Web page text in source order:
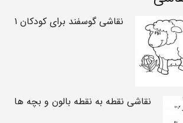
نقاشی گوسفند برای کودکان ۱
نقاشی نقطه به نقطه بالون و بچه ها